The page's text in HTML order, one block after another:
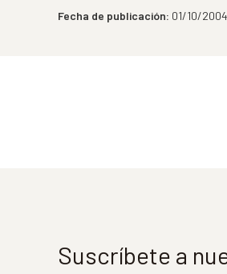
Fecha de publicación: 01/10/2004
Suscríbete a